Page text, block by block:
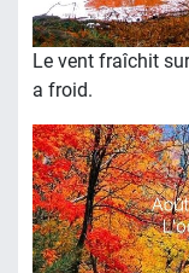
Le vent fraîchit
a froid.